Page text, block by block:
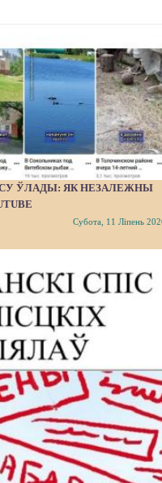
ЎЛАДЫ: ЯК НЕЗАЛЕЖНЫ
Субота, 11 Ліпень